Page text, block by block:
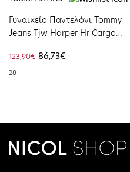
Γυναικείο Παντελόνι Tommy
Jeans Tjw Harper Hr Cargo
DW0DW17769-ACG32
123,90€ 86,73€
28